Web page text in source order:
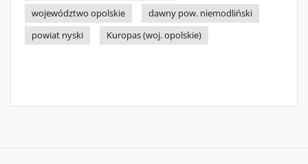
województwo opolskie
dawny pow. niemodliński
powiat nyski
Kuropas (woj. opolskie)